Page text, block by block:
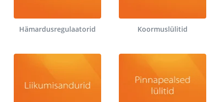
Hämardusregulaatorid Koormuslülitid